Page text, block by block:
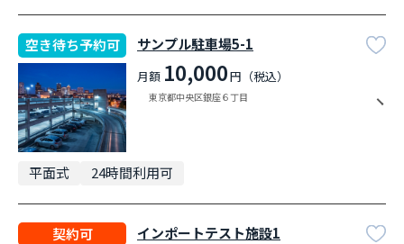
空き待ち予約可 サンプル駐車場5-1
月額 10,000円（税込）
東京都中央区銀座６丁目
平面式 24時間利用可
契約可 インポートテスト施設1